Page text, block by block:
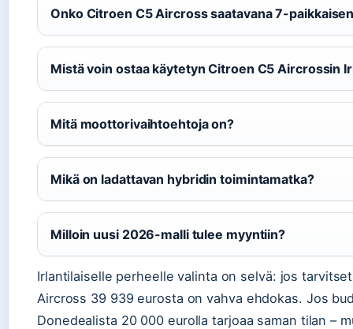
Onko Citroen C5 Aircross saatavana 7-
Mistä voin ostaa käytetyn Citroen C5 Aircrossin
Mitä moottorivaihtoehtoja on?
Mikä on ladattavan hybridin toimintamatka?
Milloin uusi 2026-malli tulee myyntiin?
Irlantilaiselle perheelle valinta on selvä: jos
Aircross 39 939 eurosta on vahva ehdokas. Jos
Donedealista 20 000 eurolla tarjoaa saman tilan –